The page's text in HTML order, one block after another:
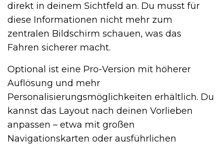
direkt in deinem Sichtfeld an. Du musst für
diese Informationen nicht mehr zum
zentralen Bildschirm schauen, was das
Fahren sicherer macht.
Optional ist eine Pro-Version mit höherer
Auflösung und mehr
Personalisierungsmöglichkeiten erhältlich. Du
kannst das Layout nach deinen Vorlieben
anpassen – etwa mit großen
Navigationskarten oder ausführlichen